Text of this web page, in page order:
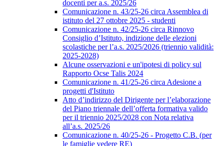
docenti per a.s. 2025/26
Comunicazione n. 43/25-26 circa Assemblea di
istituto del 27 ottobre 2025 - studenti
Comunicazione n. 42/25-26 circa Rinnovo
Consiglio d’Istituto, indizione delle elezioni
scolastiche per l’a.s. 2025/2026 (triennio validità:
2025-2028)
Alcune osservazioni e un'ipotesi di policy sul
Rapporto Ocse Talis 2024
Comunicazione n. 41/25-26 circa Adesione a
progetti d'Istituto
Atto d’indirizzo del Dirigente per l’elaborazione
del Piano triennale dell’offerta formativa valido
per il triennio 2025/2028 con Nota relativa
all’a.s. 2025/26
Comunicazione n. 40/25-26 - Progetto C.B. (per
le famiglie vedere RE)